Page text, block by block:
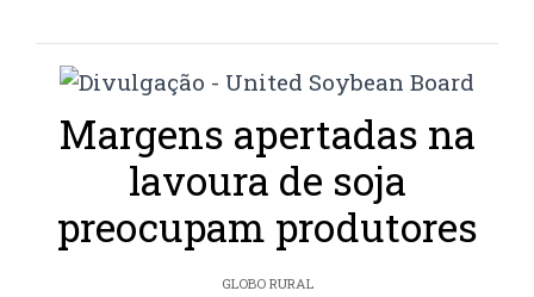
Margens apertadas na
lavoura de soja
preocupam produtores
GLOBO RURAL